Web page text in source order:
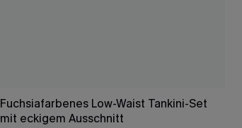
Fuchsiafarbenes Low-Waist Tankini-Set
mit eckigem Ausschnitt